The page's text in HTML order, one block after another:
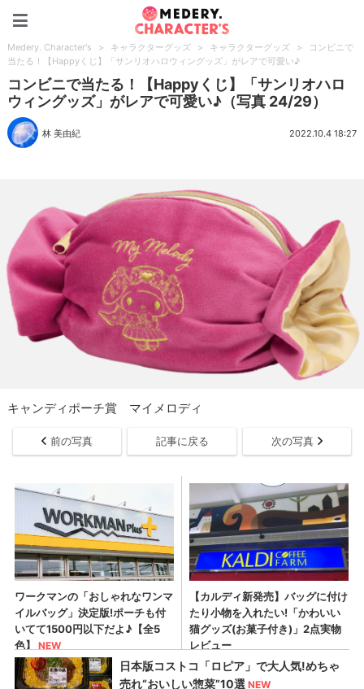
Medery. Character's > キャラクターグッズ > キャラクターグッズ >
コンビニで
当たる！【Happyくじ】「サンリオハロウィングッズ」がレアで可愛い♪
コンビニで当たる！【Happyくじ】「サンリオハロ
ウィングッズ」がレアで可愛い♪（写真 24/29）
林 美由紀 2022.10.4 18:27
キャンディポーチ賞 マイメロディ
前の写真 記事に戻る 次の写真